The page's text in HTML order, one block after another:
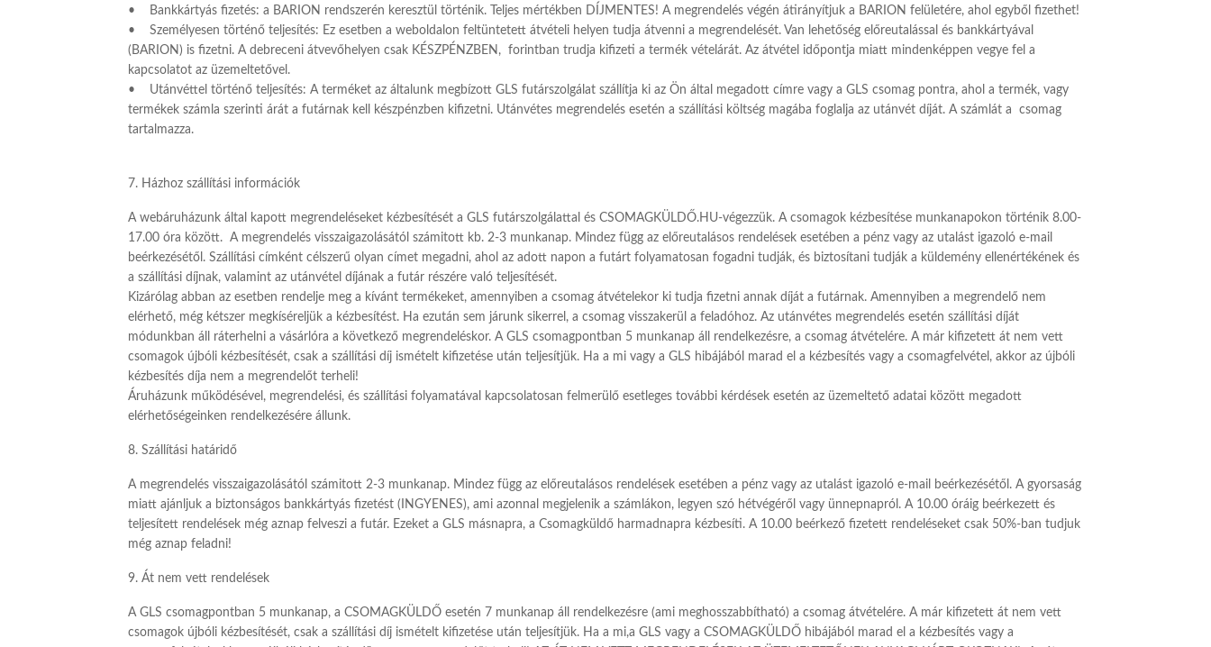
• Bankkártyás fizetés: a BARION rendszerén keresztül történik. Teljes mértékben DÍJMENTES! A megrendelés végén átirányítjuk a BARION felületére, ahol egyből fizethet!
• Személyesen történő teljesítés: Ez esetben a weboldalon feltüntetett átvételi helyen tudja átvenni a megrendelését. Van lehetőség előreutalással és bankkártyával
(BARION) is fizetni. A debreceni átvevőhelyen csak KÉSZPÉNZBEN, forintban trudja kifizeti a termék vételárát. Az átvétel időpontja miatt mindenképpen vegye fel a
kapcsolatot az üzemeltetővel.
• Utánvéttel történő teljesítés: A terméket az általunk megbízott GLS futárszolgálat szállítja ki az Ön által megadott címre vagy a GLS csomag pontra, ahol a termék, vagy
termékek számla szerinti árát a futárnak kell készpénzben kifizetni. Utánvétes megrendelés esetén a szállítási költség magába foglalja az utánvét díját. A számlát a csomag
tartalmazza.
7. Házhoz szállítási információk
A webáruházunk által kapott megrendeléseket kézbesítését a GLS futárszolgálattal és CSOMAGKÜLDŐ.HU-végezzük. A csomagok kézbesítése munkanapokon történik 8.00-
17.00 óra között. A megrendelés visszaigazolásától számitott kb. 2-3 munkanap. Mindez függ az előreutalásos rendelések esetében a pénz vagy az utalást igazoló e-mail
beérkezésétől. Szállítási címként célszerű olyan címet megadni, ahol az adott napon a futárt folyamatosan fogadni tudják, és biztosítani tudják a küldemény ellenértékének és
a szállítási díjnak, valamint az utánvétel díjának a futár részére való teljesítését.
Kizárólag abban az esetben rendelje meg a kívánt termékeket, amennyiben a csomag átvételekor ki tudja fizetni annak díját a futárnak. Amennyiben a megrendelő nem
elérhető, még kétszer megkíséreljük a kézbesítést. Ha ezután sem járunk sikerrel, a csomag visszakerül a feladóhoz. Az utánvétes megrendelés esetén szállítási díját
módunkban áll ráterhelni a vásárlóra a következő megrendeléskor. A GLS csomagpontban 5 munkanap áll rendelkezésre, a csomag átvételére. A már kifizetett át nem vett
csomagok újbóli kézbesítését, csak a szállítási díj ismételt kifizetése után teljesítjük. Ha a mi vagy a GLS hibájából marad el a kézbesítés vagy a csomagfelvétel, akkor az újbóli
kézbesítés díja nem a megrendelőt terheli!
Áruházunk működésével, megrendelési, és szállítási folyamatával kapcsolatosan felmerülő esetleges további kérdések esetén az üzemeltető adatai között megadott
elérhetőségeinken rendelkezésére állunk.
8. Szállítási határidő
A megrendelés visszaigazolásától számitott 2-3 munkanap. Mindez függ az előreutalásos rendelések esetében a pénz vagy az utalást igazoló e-mail beérkezésétől. A gyorsaság
miatt ajánljuk a biztonságos bankkártyás fizetést (INGYENES), ami azonnal megjelenik a számlákon, legyen szó hétvégéről vagy ünnepnapról. A 10.00 óráig beérkezett és
teljesített rendelések még aznap felveszi a futár. Ezeket a GLS másnapra, a Csomagküldő harmadnapra kézbesíti. A 10.00 beérkező fizetett rendeléseket csak 50%-ban tudjuk
még aznap feladni!
9. Át nem vett rendelések
A GLS csomagpontban 5 munkanap, a CSOMAGKÜLDŐ esetén 7 munkanap áll rendelkezésre (ami meghosszabbítható) a csomag átvételére. A már kifizetett át nem vett
csomagok újbóli kézbesítését, csak a szállítási díj ismételt kifizetése után teljesítjük. Ha a mi,a GLS vagy a CSOMAGKÜLDŐ hibájából marad el a kézbesítés vagy a